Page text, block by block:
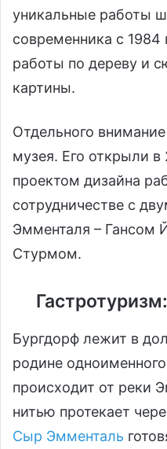
уникальные работы
современника с 1984
работы по дереву и
картины.
Отдельного
музея. Его открыли в
проектом дизайна
сотрудничестве с
Эмменталя – Гансом
Стурмом.
Бургдорф лежит в
родине
происходит от реки
нитью протекает
Сыр Эмменталь